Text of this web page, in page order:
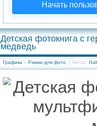
Начать
Детская фотокнига с
медведь
Графика » Рамки для фото | Автор: